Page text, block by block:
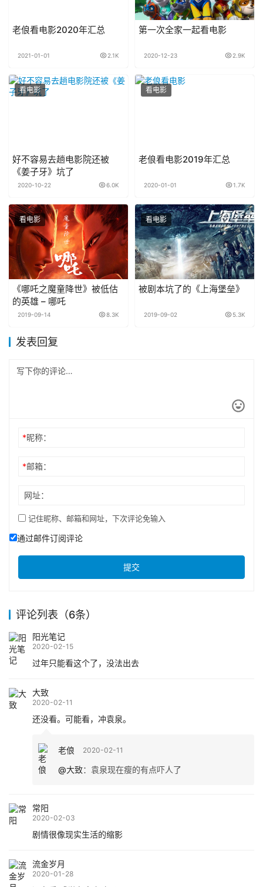
老俍看电影2020年汇总
2021-01-01 2.1K
第一次全家一起看电影
2020-12-23 2.9K
看电影
好不容易去趟电影院还被
《姜子牙》坑了
2020-10-22 6.0K
看电影
老俍看电影2019年汇总
2020-01-01 1.7K
看电影
《哪吒之魔童降世》被低估
的英雄 – 哪吒
2019-09-14 8.3K
看电影
被剧本坑了的《上海堡垒》
2019-09-02 5.3K
发表回复
*昵称：
*邮箱：
网址：
记住昵称、邮箱和网址，下次评论免输入
通过邮件订阅评论
提交
评论列表（6条）
阳光笔记
2020-02-15
过年只能看这个了，没法出去
大致
2020-02-11
还没看。可能看，冲袁泉。
老俍 2020-02-11
@大致： 袁泉现在瘦的有点吓人了
常阳
2020-02-03
剧情很像现实生活的缩影
流金岁月
2020-01-28